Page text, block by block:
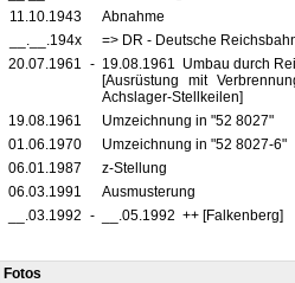
11.10.1943
Abnahme
__.__.194x
=> DR - Deutsche
20.07.1961 - 19.08.1961 Umbau durch
[Ausrüstung mit
Achslager-Stellkeilen]
19.08.1961
Umzeichnung in "52 8027"
01.06.1970
Umzeichnung in "52 8027-6"
06.01.1987
z-Stellung
06.03.1991
Ausmusterung
__.03.1992 - __.05.1992 ++ [Falkenberg]
Fotos